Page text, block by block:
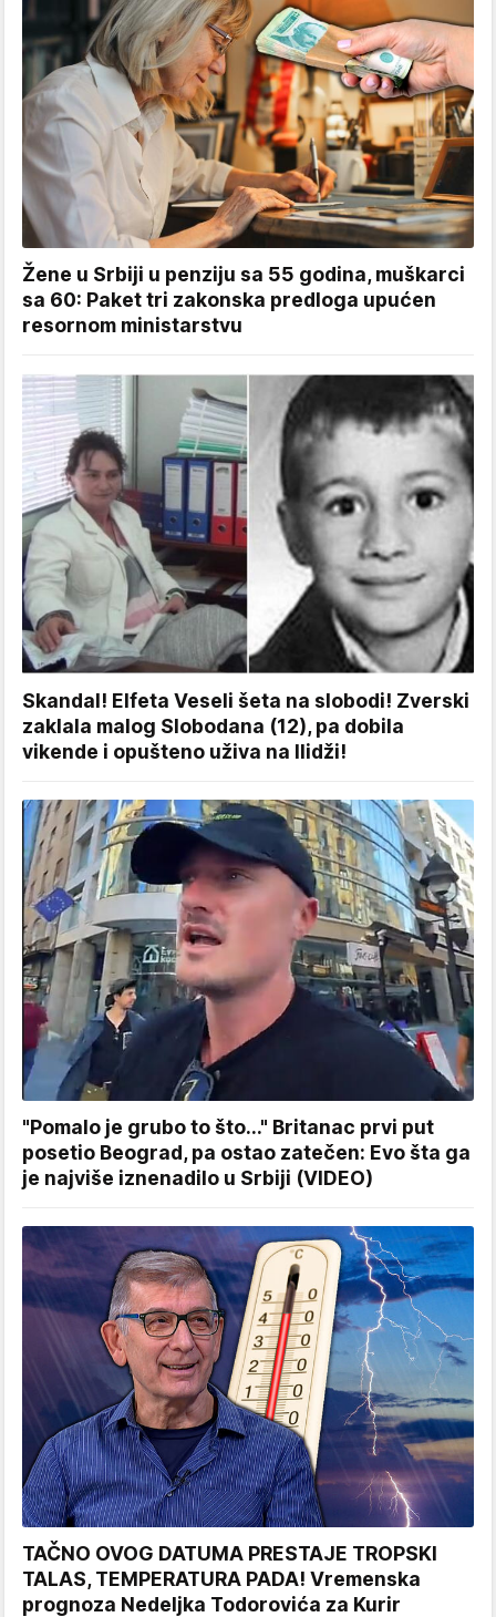
Žene u Srbiji u penziju sa 55 godina, muškarci
sa 60: Paket tri zakonska predloga upućen
resornom ministarstvu
Skandal! Elfeta Veseli šeta na slobodi! Zverski
zaklala malog Slobodana (12), pa dobila
vikende i opušteno uživa na Ilidži!
"Pomalo je grubo to što..." Britanac prvi put
posetio Beograd, pa ostao zatečen: Evo šta ga
je najviše iznenadilo u Srbiji (VIDEO)
TAČNO OVOG DATUMA PRESTAJE TROPSKI
TALAS, TEMPERATURA PADA! Vremenska
prognoza Nedeljka Todorovića za Kurir